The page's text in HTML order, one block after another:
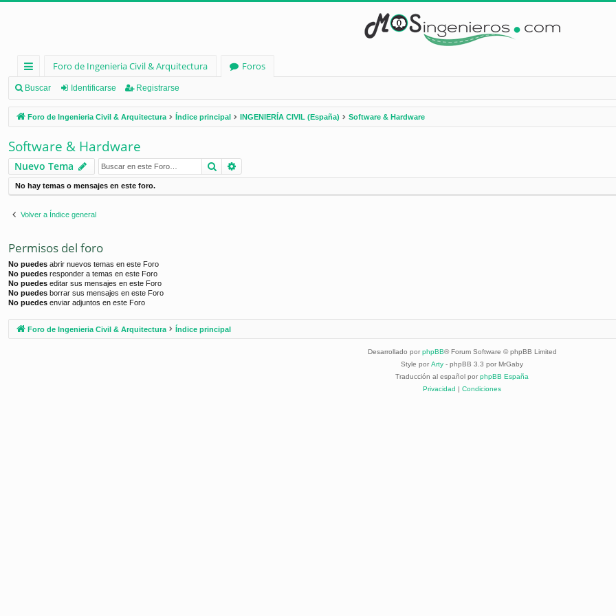
nl
ac
es
rá
pi
d
os
Foro de Ingenieria Civil & Arquitectura
Foros
Buscar Identificarse Registrarse
Foro de Ingenieria Civil & Arquitectura Índice principal INGENIERÍA CIVIL (España) Software & Hardware
Software & Hardware
Nuevo Tema Buscar
No hay temas o mensajes en este foro.
Volver a Índice general
Permisos del foro
No puedes abrir nuevos temas en este Foro
No puedes responder a temas en este Foro
No puedes editar sus mensajes en este Foro
No puedes borrar sus mensajes en este Foro
No puedes enviar adjuntos en este Foro
Foro de Ingenieria Civil & Arquitectura Índice principal
Desarrollado por phpBB® Forum Software © phpBB Limited
Style por Arty - phpBB 3.3 por MrGaby
Traducción al español por phpBB España
Privacidad | Condiciones